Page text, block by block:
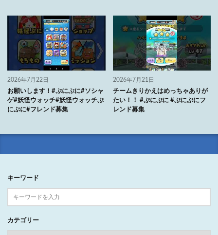
2026年7月22日
お願いします！#ぷにぷに#ソシャ
ゲ#妖怪ウォッチ#妖怪ウォッチぷ
にぷに#フレンド募集
2026年7月21日
チームきりかえはめっちゃありが
たい！！ #ぷにぷに #ぷにぷにフ
レンド募集
キーワード
カテゴリー